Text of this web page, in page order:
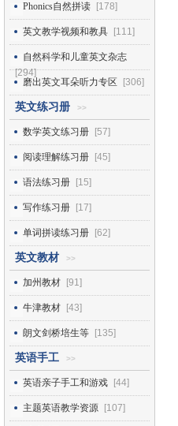
Phonics自然拼读 [178]
英文教学视频和教具 [111]
自然科学和儿童英文杂志
[294]
磨出英文耳朵听力专区
[306]
英文练习册 >>
数学英文练习册 [57]
阅读理解练习册 [45]
语法练习册 [15]
写作练习册 [17]
单词拼读练习册 [62]
英文教材 >>
加州教材 [91]
牛津教材 [43]
朗文剑桥培生等 [135]
英语手工 >>
英语亲子手工和游戏 [44]
主题英语教学资源 [107]